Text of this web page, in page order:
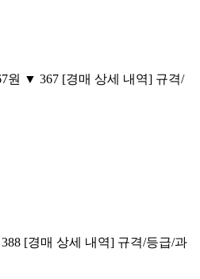
원 ▼ 367 [경매 상세 내역] 규격/
[경매 상세 내역] 규격/등급/과